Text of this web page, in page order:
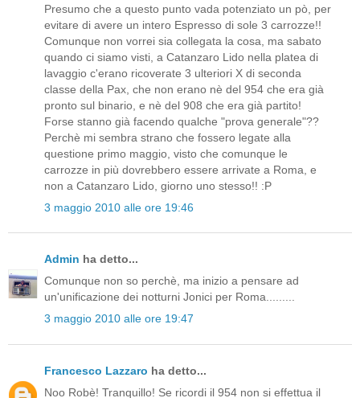
Presumo che a questo punto vada potenziato un pò, per
evitare di avere un intero Espresso di sole 3 carrozze!!
Comunque non vorrei sia collegata la cosa, ma sabato
quando ci siamo visti, a Catanzaro Lido nella platea di
lavaggio c'erano ricoverate 3 ulteriori X di seconda
classe della Pax, che non erano nè del 954 che era già
pronto sul binario, e nè del 908 che era già partito!
Forse stanno già facendo qualche "prova generale"??
Perchè mi sembra strano che fossero legate alla
questione primo maggio, visto che comunque le
carrozze in più dovrebbero essere arrivate a Roma, e
non a Catanzaro Lido, giorno uno stesso!! :P
3 maggio 2010 alle ore 19:46
Admin ha detto...
Comunque non so perchè, ma inizio a pensare ad
un'unificazione dei notturni Jonici per Roma.........
3 maggio 2010 alle ore 19:47
Francesco Lazzaro ha detto...
Noo Robè! Tranquillo! Se ricordi il 954 non si effettua il